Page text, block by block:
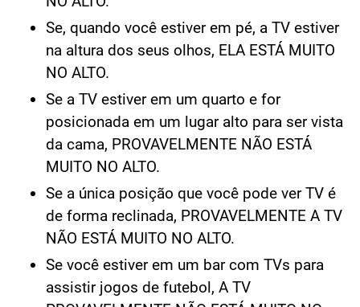
posicionado na vertical, ELA ESTÁ MUITO
NO ALTO.
Se, quando você estiver em pé, a TV estiver
na altura dos seus olhos, ELA ESTÁ MUITO
NO ALTO.
Se a TV estiver em um quarto e for
posicionada em um lugar alto para ser vista
da cama, PROVAVELMENTE NÃO ESTÁ
MUITO NO ALTO.
Se a única posição que você pode ver TV é
de forma reclinada, PROVAVELMENTE A TV
NÃO ESTÁ MUITO NO ALTO.
Se você estiver em um bar com TVs para